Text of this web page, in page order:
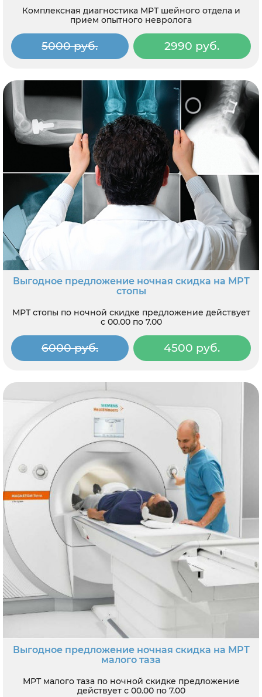
Комплексная диагностика МРТ шейного отдела и
прием опытного невролога
5000 руб. 2990 руб.
Выгодное предложение ночная скидка на МРТ
стопы
МРТ стопы по ночной скидке предложение действует
с 00.00 по 7.00
6000 руб. 4500 руб.
Выгодное предложение ночная скидка на МРТ
малого таза
МРТ малого таза по ночной скидке предложение
действует с 00.00 по 7.00